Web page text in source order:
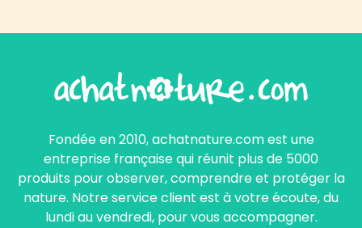
Fondée en 2010, achatnature.com est une
entreprise française qui réunit plus de 5000
produits pour observer, comprendre et protéger la
nature. Notre service client est à votre écoute, du
lundi au vendredi, pour vous accompagner.